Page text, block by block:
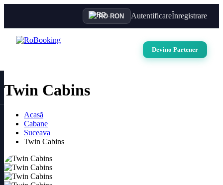
RO·RON AutentificareÎnregistrare
Devino Partener
Twin Cabins
Acasă
Cabane
Suceava
Twin Cabins